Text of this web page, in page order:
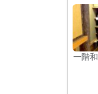
一階